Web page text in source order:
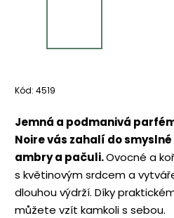
Kód: 4519
Jemná a podmanivá
Noire vás zahalí do
ambry a pačuli.Ovocné a
s květinovým srdcem a
dlouhou výdrží. Díky
můžete vzít kamkoli s sebou.